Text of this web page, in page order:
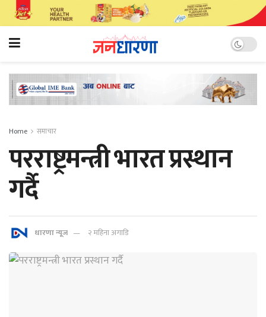
Home समाचार
परराष्ट्रमन्त्री भारत प्रस्थान
गर्दै
धारणा न्यूज २ महिना अगाडि